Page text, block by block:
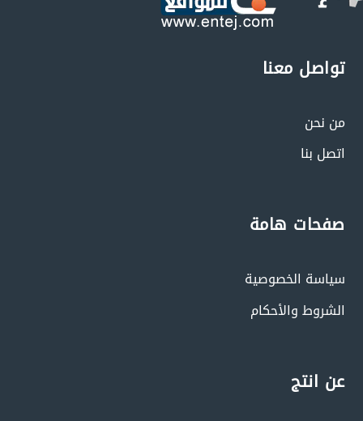
تواصل معنا
من نحن
اتصل بنا
صفحات هامة
سياسة الخصوصية
الشروط والأحكام
عن انتج